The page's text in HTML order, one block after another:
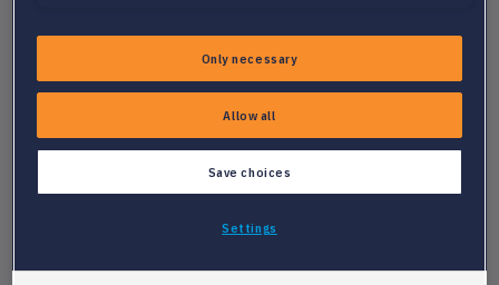
Shah Syed, Director of Sales and Recruiting
“Wir suchten nach einem Tool, das unsere Datenqualität verbessern
würde. Textkernel ist ein echter Volltreffer.”
Only necessary
Allow all
Save choices
Settings